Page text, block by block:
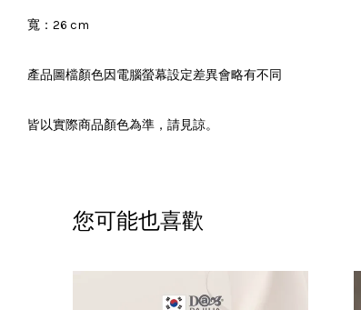
寬：26 cm
產品圖檔顏色因電腦螢幕設定差異會略有不同
皆以實際商品顏色為準，請見諒。
您可能也喜歡